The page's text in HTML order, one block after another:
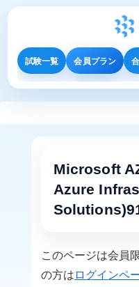
試験一覧 会員プラン
Microsoft
Azure
このページは会員
の方は ログインペ